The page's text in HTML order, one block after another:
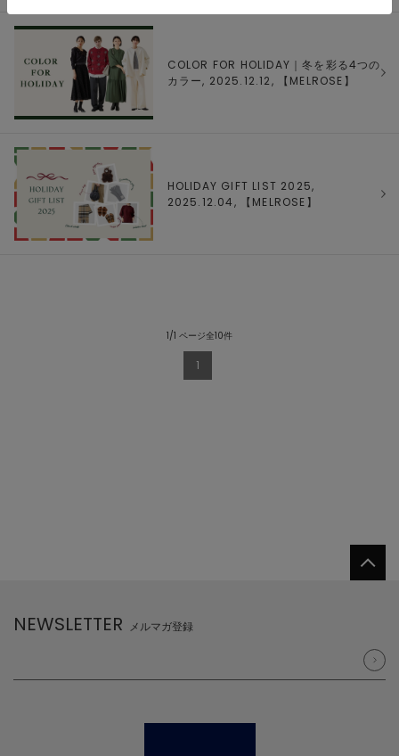
COLOR FOR HOLIDAY｜冬を彩る4つの
カラー, 2025.12.12, 【 MELROSE 】
HOLIDAY GIFT LIST 2025,
2025.12.04, 【 MELROSE 】
1/1 ページ全10件
1
NEWSLETTER メルマガ登録